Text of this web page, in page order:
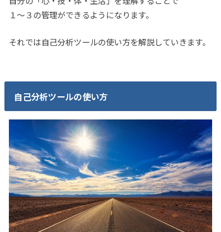
１～３の管理ができるようになります。
それでは自己分析ツールの使い方を解説していきます。
自己分析ツールの使い方